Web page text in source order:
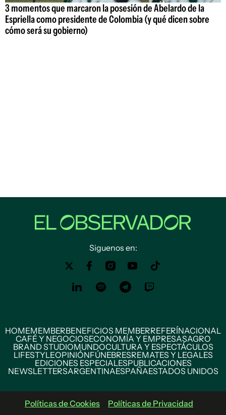
3 momentos que marcaron la posesión de Abelardo de la
Espriella como presidente de Colombia (y qué dicen sobre
cómo será su gobierno)
Siguenos en:
HOMEMEMBERBENEFICIOS MEMBERREFERÍNACIONAL
CAFÉ Y NEGOCIOSECONOMÍA Y EMPRESASAGRO
BRAND STUDIOMUNDOCULTURA Y ESPECTÁCULOS
LIFESTYLEOPINIÓNFÚNEBRESREMATES Y LEGALES
EDICIONES ESPECIALESPUBLICACIONES
NEWSLETTERSARGENTINAESPAÑAESTADOS UNIDOS
Políticas de Cookies Políticas de Privacidad